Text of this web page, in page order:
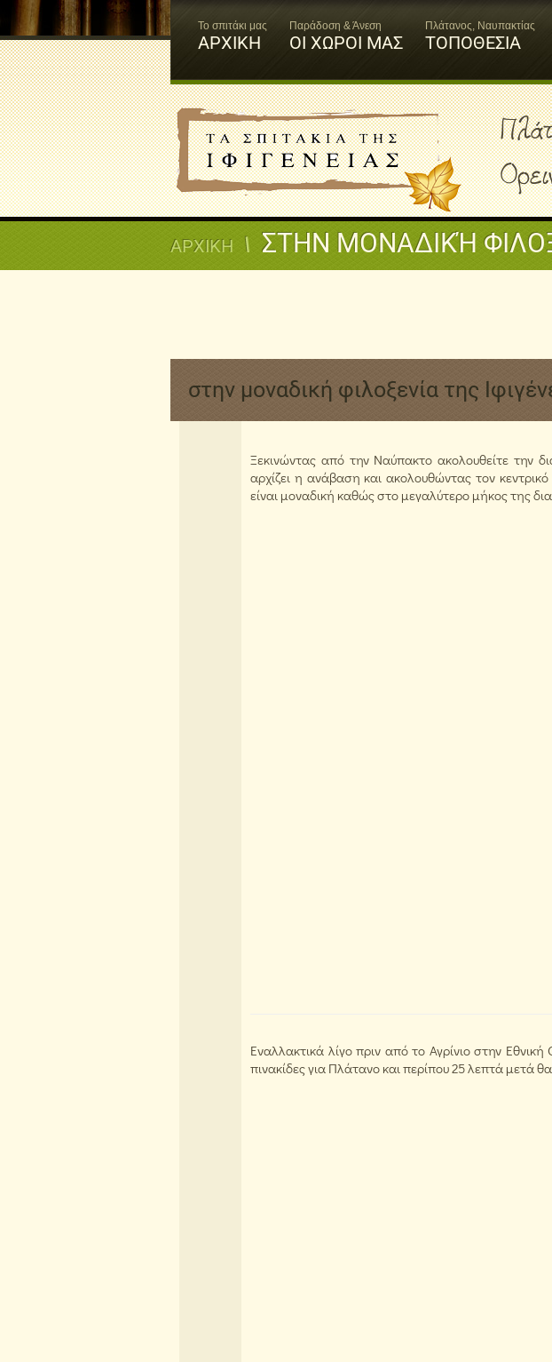
Το σπιτάκι μας
ΑΡΧΙΚΗ
Παράδοση & Άνεση
ΟΙ ΧΩΡΟΙ ΜΑΣ
Πλάτανος, Ναυπακτίας
ΤΟΠΟΘΕΣΙΑ
ΑΡΧΙΚΗ ΣΤΗΝ ΜΟΝΑΔΙΚΉ
στην μοναδική φιλοξενία της
Ξεκινώντας από την Ναύπακτο ακολουθείτε την
αρχίζει η ανάβαση και ακολουθώντας τον
είναι μοναδική καθώς στο μεγαλύτερο μήκος της
Εναλλακτικά λίγο πριν από το Αγρίνιο στην
πινακίδες για Πλάτανο και περίπου 25 λεπτά μετά